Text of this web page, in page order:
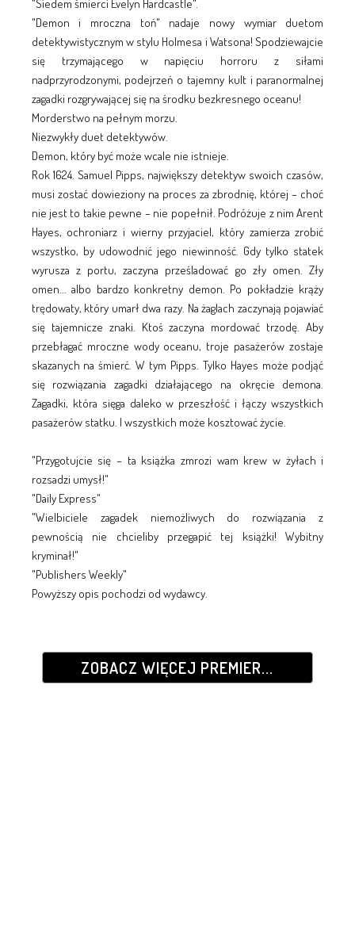
"Siedem śmierci Evelyn Hardcastle".
"Demon i mroczna toń" nadaje nowy wymiar duetom
detektywistycznym w stylu Holmesa i Watsona! Spodziewajcie
się trzymającego w napięciu horroru z siłami
nadprzyrodzonymi, podejrzeń o tajemny kult i paranormalnej
zagadki rozgrywającej się na środku bezkresnego oceanu!
Morderstwo na pełnym morzu.
Niezwykły duet detektywów.
Demon, który być może wcale nie istnieje.
Rok 1624. Samuel Pipps, największy detektyw swoich czasów,
musi zostać dowieziony na proces za zbrodnię, której – choć
nie jest to takie pewne – nie popełnił. Podróżuje z nim Arent
Hayes, ochroniarz i wierny przyjaciel, który zamierza zrobić
wszystko, by udowodnić jego niewinność. Gdy tylko statek
wyrusza z portu, zaczyna prześladować go zły omen. Zły
omen... albo bardzo konkretny demon. Po pokładzie krąży
trędowaty, który umarł dwa razy. Na żaglach zaczynają pojawiać
się tajemnicze znaki. Ktoś zaczyna mordować trzodę. Aby
przebłagać mroczne wody oceanu, troje pasażerów zostaje
skazanych na śmierć. W tym Pipps. Tylko Hayes może podjąć
się rozwiązania zagadki działającego na okręcie demona.
Zagadki, która sięga daleko w przeszłość i łączy wszystkich
pasażerów statku. I wszystkich może kosztować życie.
"Przygotujcie się – ta książka zmrozi wam krew w żyłach i
rozsadzi umysł!"
"Daily Express"
"Wielbiciele zagadek niemożliwych do rozwiązania z
pewnością nie chcieliby przegapić tej książki! Wybitny
kryminał!"
"Publishers Weekly"
Powyższy opis pochodzi od wydawcy.
ZOBACZ WIĘCEJ PREMIER...